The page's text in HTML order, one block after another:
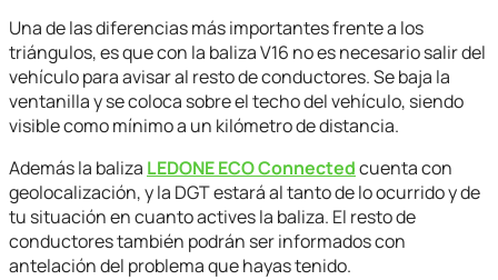
Una de las diferencias más importantes frente a los
triángulos, es que con la baliza V16 no es necesario salir del
vehículo para avisar al resto de conductores. Se baja la
ventanilla y se coloca sobre el techo del vehículo, siendo
visible como mínimo a un kilómetro de distancia.
Además la baliza LEDONE ECO Connectedcuenta con
geolocalización, y la DGT estará al tanto de lo ocurrido y de
tu situación en cuanto actives la baliza. El resto de
conductores también podrán ser informados con
antelación del problema que hayas tenido.